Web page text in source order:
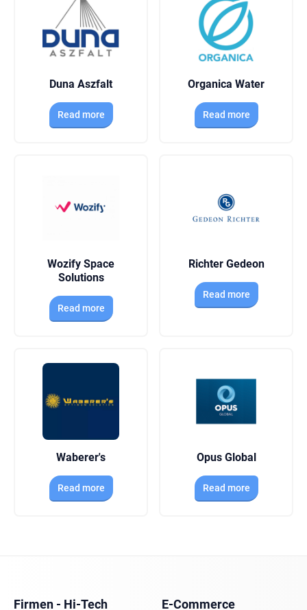
Duna Aszfalt
Read more
Organica Water
Read more
Wozify Space
Solutions
Read more
Richter Gedeon
Read more
Waberer's
Read more
Opus Global
Read more
Firmen - Hi-Tech E-Commerce